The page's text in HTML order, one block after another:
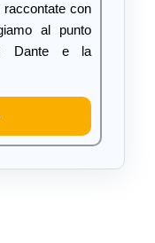
con
al punto
Dante e la